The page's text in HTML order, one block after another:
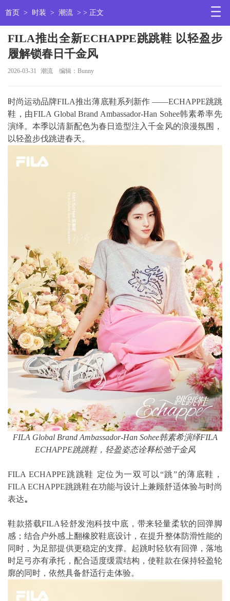
首页 > 时装 > 潮流 > > 正文
FILA推出全新ECHAPPE跳跳鞋 以轻盈步
履解锁春日千金风
2026-03-31 潮流 编辑：Bunny
时尚运动品牌FILA推出薄底鞋系列新作 ——ECHAPPE跳跳
鞋，由FILA Global Brand Ambassador-Han Sohee韩素希率先
演绎。本季以清新配色为春日造型注入千金风的浪漫氛围，
以轻盈步伐跳进春天。
FILA Global Brand Ambassador-Han Sohee韩素希演绎FILA
ECHAPPE跳跳鞋，轻盈姿态诠释松弛千金风
FILA ECHAPPE跳跳鞋 定位为一双可以“跳”的薄底鞋，
FILA ECHAPPE跳跳鞋在功能与设计上兼顾舒适体验与时尚
表达。
鞋款搭载FILA轻舒发泡科技中底，带来轻量柔软的回弹脚
感；结合户外感上翻橡胶鞋底设计，在提升整体防滑性能的
同时，为足部提供更稳定的支撑。起跳时轻软有回弹，落地
时足弓亦有承托，配合适度缓震结构，使鞋款在保持轻盈轮
廓的同时，依然具备舒适行走体验。